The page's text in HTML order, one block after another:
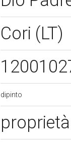
Cori (LT)
dipinto